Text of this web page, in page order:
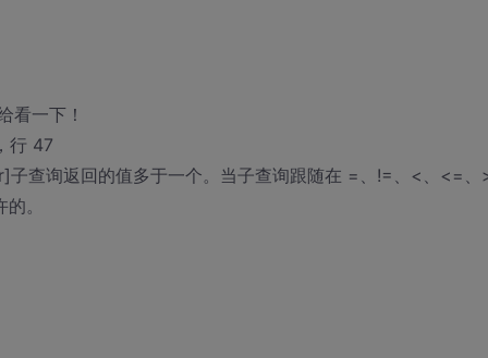
看一下！
行 47
查询返回的值多于一个。当子查询跟随在 =、!=、<、<=、
。